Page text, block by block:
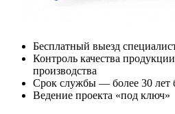
Бесплатный выезд
Контроль качества
производства
Срок службы — более 30 лет
Ведение проекта «под ключ»